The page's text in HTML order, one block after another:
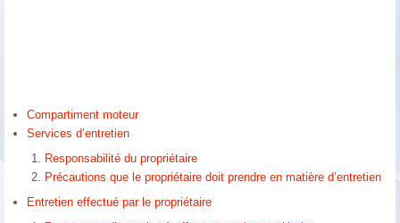
Compartiment moteur
Services d’entretien
Responsabilité du propriétaire
Précautions que le propriétaire doit prendre en matière d’entretien
Entretien effectué par le propriétaire